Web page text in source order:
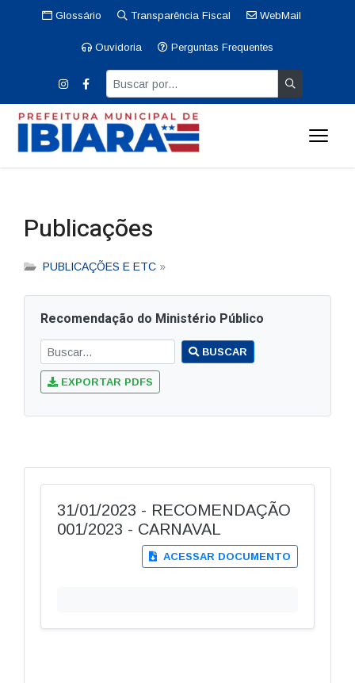
Glossário Transparência Fiscal WebMail
Ouvidoria Perguntas Frequentes
Publicações
PUBLICAÇÕES E ETC »
Recomendação do Ministério Público
BUSCAR
EXPORTAR PDFS
31/01/2023 - RECOMENDAÇÃO
001/2023 - CARNAVAL
ACESSAR DOCUMENTO